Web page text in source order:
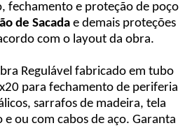
fechamento e proteção de poço
de Sacada e demais proteções
com o layout da obra.
Regulável fabricado em tubo
para fechamento de periferia
sarrafos de madeira, tela
ou com cabos de aço. Garanta